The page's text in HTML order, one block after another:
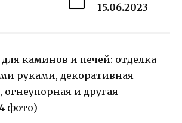
15.06.2023